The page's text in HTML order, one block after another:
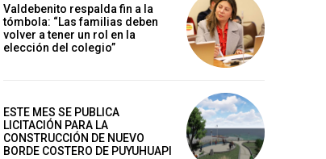
Valdebenito respalda fin a la
tómbola: “Las familias deben
volver a tener un rol en la
elección del colegio”
ESTE MES SE PUBLICA
LICITACIÓN PARA LA
CONSTRUCCIÓN DE NUEVO
BORDE COSTERO DE PUYUHUAPI